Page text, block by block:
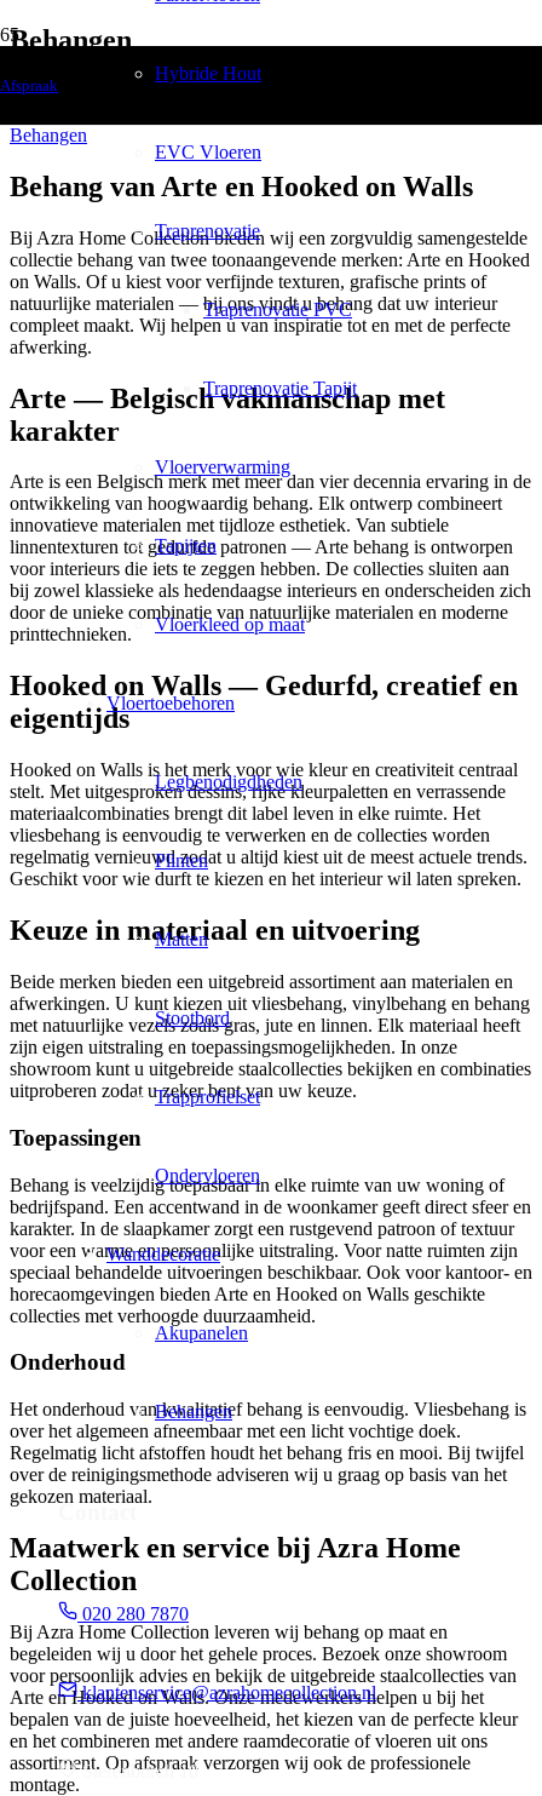
Afspraak
Hybride Hout
EVC Vloeren
Traprenovatie
Traprenovatie PVC
Traprenovatie Tapijt
Vloerverwarming
Tapijten
Vloerkleed op maat
Vloertoebehoren
Legbenodigdheden
Plinten
Matten
Stootbord
Trapprofielset
Ondervloeren
Wanddecoratie
Akupanelen
Behangen
020 280 7870
klantenservice@azrahomecollection.nl
Sierenborch 10
Behangen
Home
Behangen
Behang van Arte en Hooked on Walls
Bij Azra Home Collection bieden wij een zorgvuldig samengestelde
collectie behang van twee toonaangevende merken: Arte en Hooked
on Walls. Of u kiest voor verfijnde texturen, grafische prints of
natuurlijke materialen — bij ons vindt u behang dat uw interieur
compleet maakt. Wij helpen u van inspiratie tot en met de perfecte
afwerking.
Arte — Belgisch vakmanschap met
karakter
Arte is een Belgisch merk met meer dan vier decennia ervaring in de
ontwikkeling van hoogwaardig behang. Elk ontwerp combineert
innovatieve materialen met tijdloze esthetiek. Van subtiele
linnentexturen tot gedurfde patronen — Arte behang is ontworpen
voor interieurs die iets te zeggen hebben. De collecties sluiten aan
bij zowel klassieke als hedendaagse interieurs en onderscheiden zich
door de unieke combinatie van natuurlijke materialen en moderne
printtechnieken.
Hooked on Walls — Gedurfd, creatief en
eigentijds
Hooked on Walls is het merk voor wie kleur en creativiteit centraal
stelt. Met uitgesproken dessins, rijke kleurpaletten en verrassende
materiaalcombinaties brengt dit label leven in elke ruimte. Het
vliesbehang is eenvoudig te verwerken en de collecties worden
regelmatig vernieuwd zodat u altijd kiest uit de meest actuele trends.
Geschikt voor wie durft te kiezen en het interieur wil laten spreken.
Keuze in materiaal en uitvoering
Beide merken bieden een uitgebreid assortiment aan materialen en
afwerkingen. U kunt kiezen uit vliesbehang, vinylbehang en behang
met natuurlijke vezels zoals gras, jute en linnen. Elk materiaal heeft
zijn eigen uitstraling en toepassingsmogelijkheden. In onze
showroom kunt u uitgebreide staalcollecties bekijken en combinaties
uitproberen zodat u zeker bent van uw keuze.
Toepassingen
Behang is veelzijdig toepasbaar in elke ruimte van uw woning of
bedrijfspand. Een accentwand in de woonkamer geeft direct sfeer en
karakter. In de slaapkamer zorgt een rustgevend patroon of textuur
voor een warme en persoonlijke uitstraling. Voor natte ruimten zijn
speciaal behandelde uitvoeringen beschikbaar. Ook voor kantoor- en
horecaomgevingen bieden Arte en Hooked on Walls geschikte
collecties met verhoogde duurzaamheid.
Onderhoud
Het onderhoud van kwalitatief behang is eenvoudig. Vliesbehang is
over het algemeen afneembaar met een licht vochtige doek.
Regelmatig licht afstoffen houdt het behang fris en mooi. Bij twijfel
over de reinigingsmethode adviseren wij u graag op basis van het
gekozen materiaal.
Maatwerk en service bij Azra Home
Collection
Bij Azra Home Collection leveren wij behang op maat en
begeleiden wij u door het gehele proces. Bezoek onze showroom
voor persoonlijk advies en bekijk de uitgebreide staalcollecties van
Arte en Hooked on Walls. Onze medewerkers helpen u bij het
bepalen van de juiste hoeveelheid, het kiezen van de perfecte kleur
en het combineren met andere raamdecoratie of vloeren uit ons
assortiment. Op afspraak verzorgen wij ook de professionele
montage.